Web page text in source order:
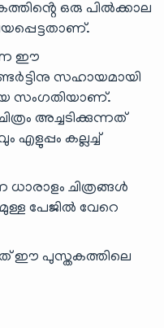
ഒരു പിൽക്കാല
ഈ
സഹായമായി
സംഗതിയാണ്.
അച്ചടിക്കുന്നത്
എളുപ്പം കല്ലച്ച്
ചിത്രങ്ങൾ
പേജിൽ വേറെ
ഈ പുസ്തകത്തിലെ